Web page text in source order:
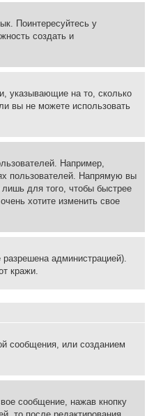
Поинтересуйтесь у
создать и
указывающие на то, сколько
вы не можете использовать
Например,
пользователей. Напрямую вы
для того, чтобы быстрее
хотите изменить свое
администрацией).
кражи.
сообщения, или созданием
сообщение, нажав кнопку